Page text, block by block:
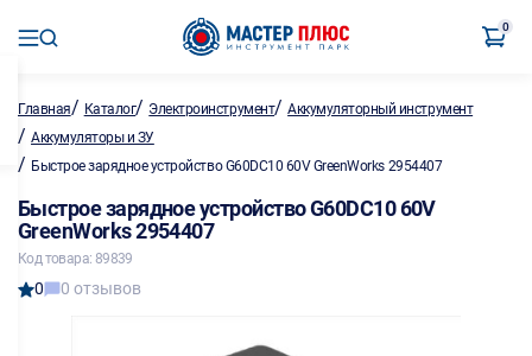
0
Главная/ Каталог/ Электроинструмент/Аккумуляторный инструмент
/ Аккумуляторы и ЗУ
/ Быстрое зарядное устройство G60DC10 60V GreenWorks 2954407
Быстрое зарядное устройство G60DC10 60V
GreenWorks 2954407
Код товара: 89839
0 0 отзывов